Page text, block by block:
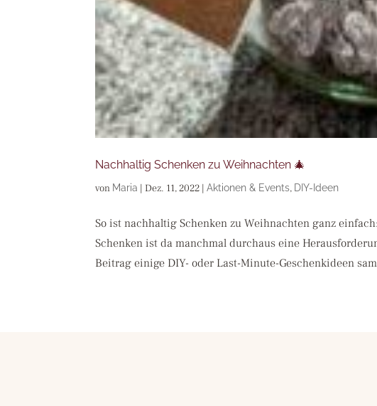
Nachhaltig Schenken zu Weihnachten 🎄
von Maria | Dez. 11, 2022 |Aktionen & Events, DIY-Ideen
So ist nachhaltig Schenken zu Weihnachten ganz
Schenken ist da manchmal durchaus eine
Beitrag einige DIY- oder Last-Minute-Geschenkideen